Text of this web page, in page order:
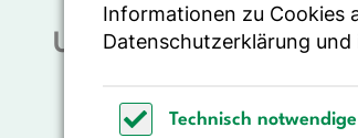
Unterscheidung
bzw. Schaf und Ziege
Informationen zu Cookies
Datenschutzerklärung und
Technisch